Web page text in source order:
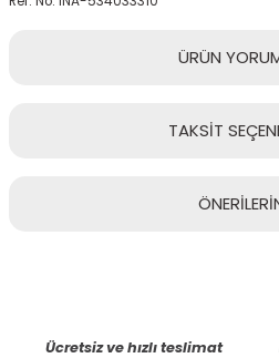
ÜRÜN
TAKSİT
Ücretsiz ve hızlı teslimat